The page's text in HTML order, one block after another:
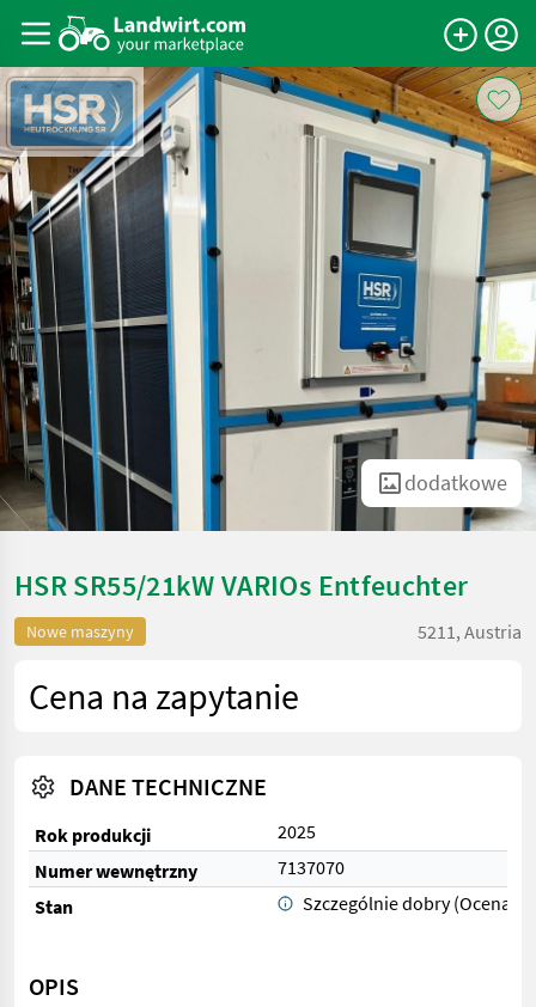
dodatkowe
HSR SR55/21kW VARIOs Entfeuchter
Nowe maszyny 5211, Austria
Cena na zapytanie
DANE TECHNICZNE
Rok produkcji
2025
Numer wewnętrzny
7137070
Stan
Szczególnie dobry (Ocena 1)
OPIS